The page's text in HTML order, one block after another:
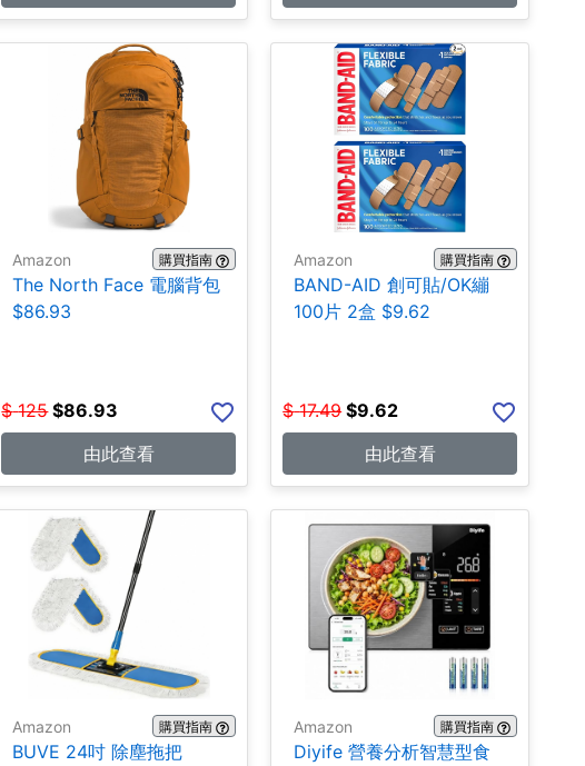
Amazon 購買指南
The North Face 電腦背包
$86.93
$ 125 $86.93
由此查看
Amazon 購買指南
BAND-AID 創可貼/OK繃
100片 2盒 $9.62
$ 17.49 $9.62
由此查看
Amazon 購買指南
BUVE 24吋 除塵拖把
Amazon 購買指南
Diyife 營養分析智慧型食